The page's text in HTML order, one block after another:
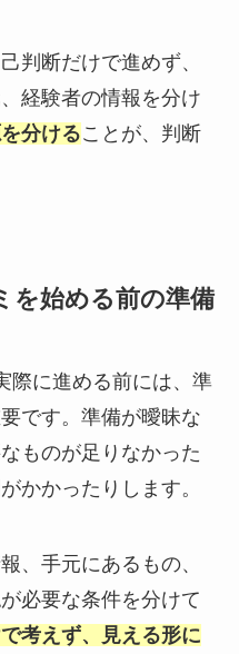
判断だけで進めず、
経験者の情報を分け
分けることが、判断
を始める前の準備
際に進める前には、準
です。準備が曖昧な
ものが足りなかった
かかったりします。
、手元にあるもの、
必要な条件を分けて
考えず、見える形に